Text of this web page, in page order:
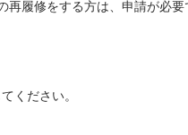
再履修をする方は、申請が必要
ください。